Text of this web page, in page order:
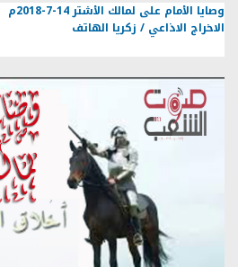
الاخراج الاذاعي / زكريا الهاتف